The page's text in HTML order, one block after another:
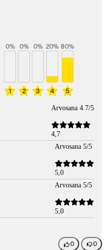
1
0%
2
0%
3
0%
4
20%
5
80%
Arvosana 4.7/5
4,7
Arvosana 5/5
5,0
Arvosana 5/5
5,0
0 0